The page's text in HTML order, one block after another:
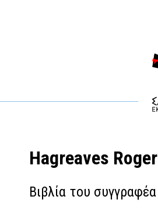
Hagreaves Roger
Βιβλία του συγγραφέα